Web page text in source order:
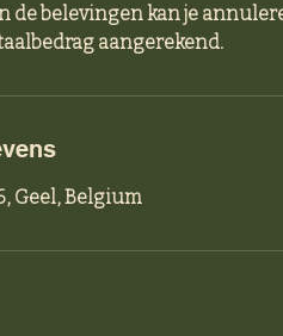
de belevingen kan je
aangerekend.
Geel, Belgium